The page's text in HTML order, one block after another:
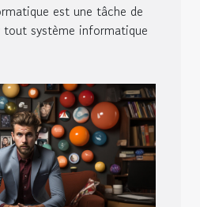
est une tâche de
tout système informatique